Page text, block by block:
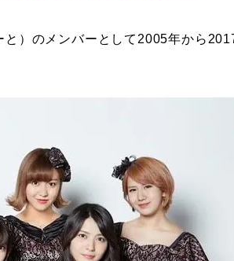
と）のメンバーとして2005年から